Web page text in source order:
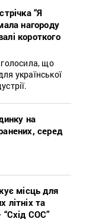
“Я
нагороду
короткого
що
української
на
серед
місць для
літніх та
“Схід СОС”